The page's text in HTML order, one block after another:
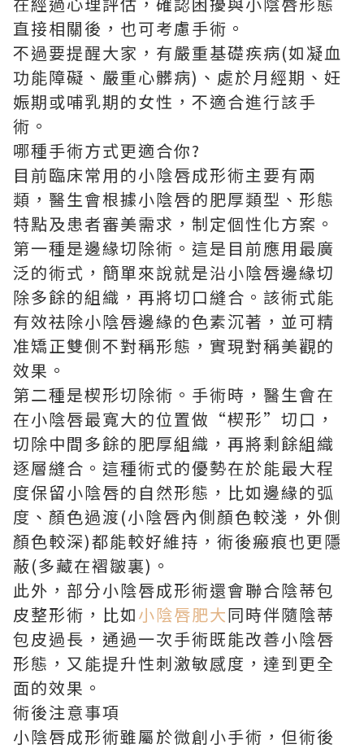
直接相關後，也可考慮手術。
不過要提醒大家，有嚴重基礎疾病(如凝血
功能障礙、嚴重心髒病)、處於月經期、妊
娠期或哺乳期的女性，不適合進行該手
術。
哪種手術方式更適合你?
目前臨床常用的小陰唇成形術主要有兩
類，醫生會根據小陰唇的肥厚類型、形態
特點及患者審美需求，制定個性化方案。
第一種是邊緣切除術。這是目前應用最廣
泛的術式，簡單來說就是沿小陰唇邊緣切
除多餘的組織，再將切口縫合。該術式能
有效祛除小陰唇邊緣的色素沉著，並可精
准矯正雙側不對稱形態，實現對稱美觀的
效果。
第二種是楔形切除術。手術時，醫生會在
在小陰唇最寬大的位置做“楔形”切口，
切除中間多餘的肥厚組織，再將剩餘組織
逐層縫合。這種術式的優勢在於能最大程
度保留小陰唇的自然形態，比如邊緣的弧
度、顏色過渡(小陰唇內側顏色較淺，外側
顏色較深)都能較好維持，術後瘢痕也更隱
蔽(多藏在褶皺裏)。
此外，部分小陰唇成形術還會聯合陰蒂包
皮整形術，比如小陰唇肥大同時伴隨陰蒂
包皮過長，通過一次手術既能改善小陰唇
形態，又能提升性刺激敏感度，達到更全
面的效果。
術後注意事項
小陰唇成形術雖屬於微創小手術，但術後